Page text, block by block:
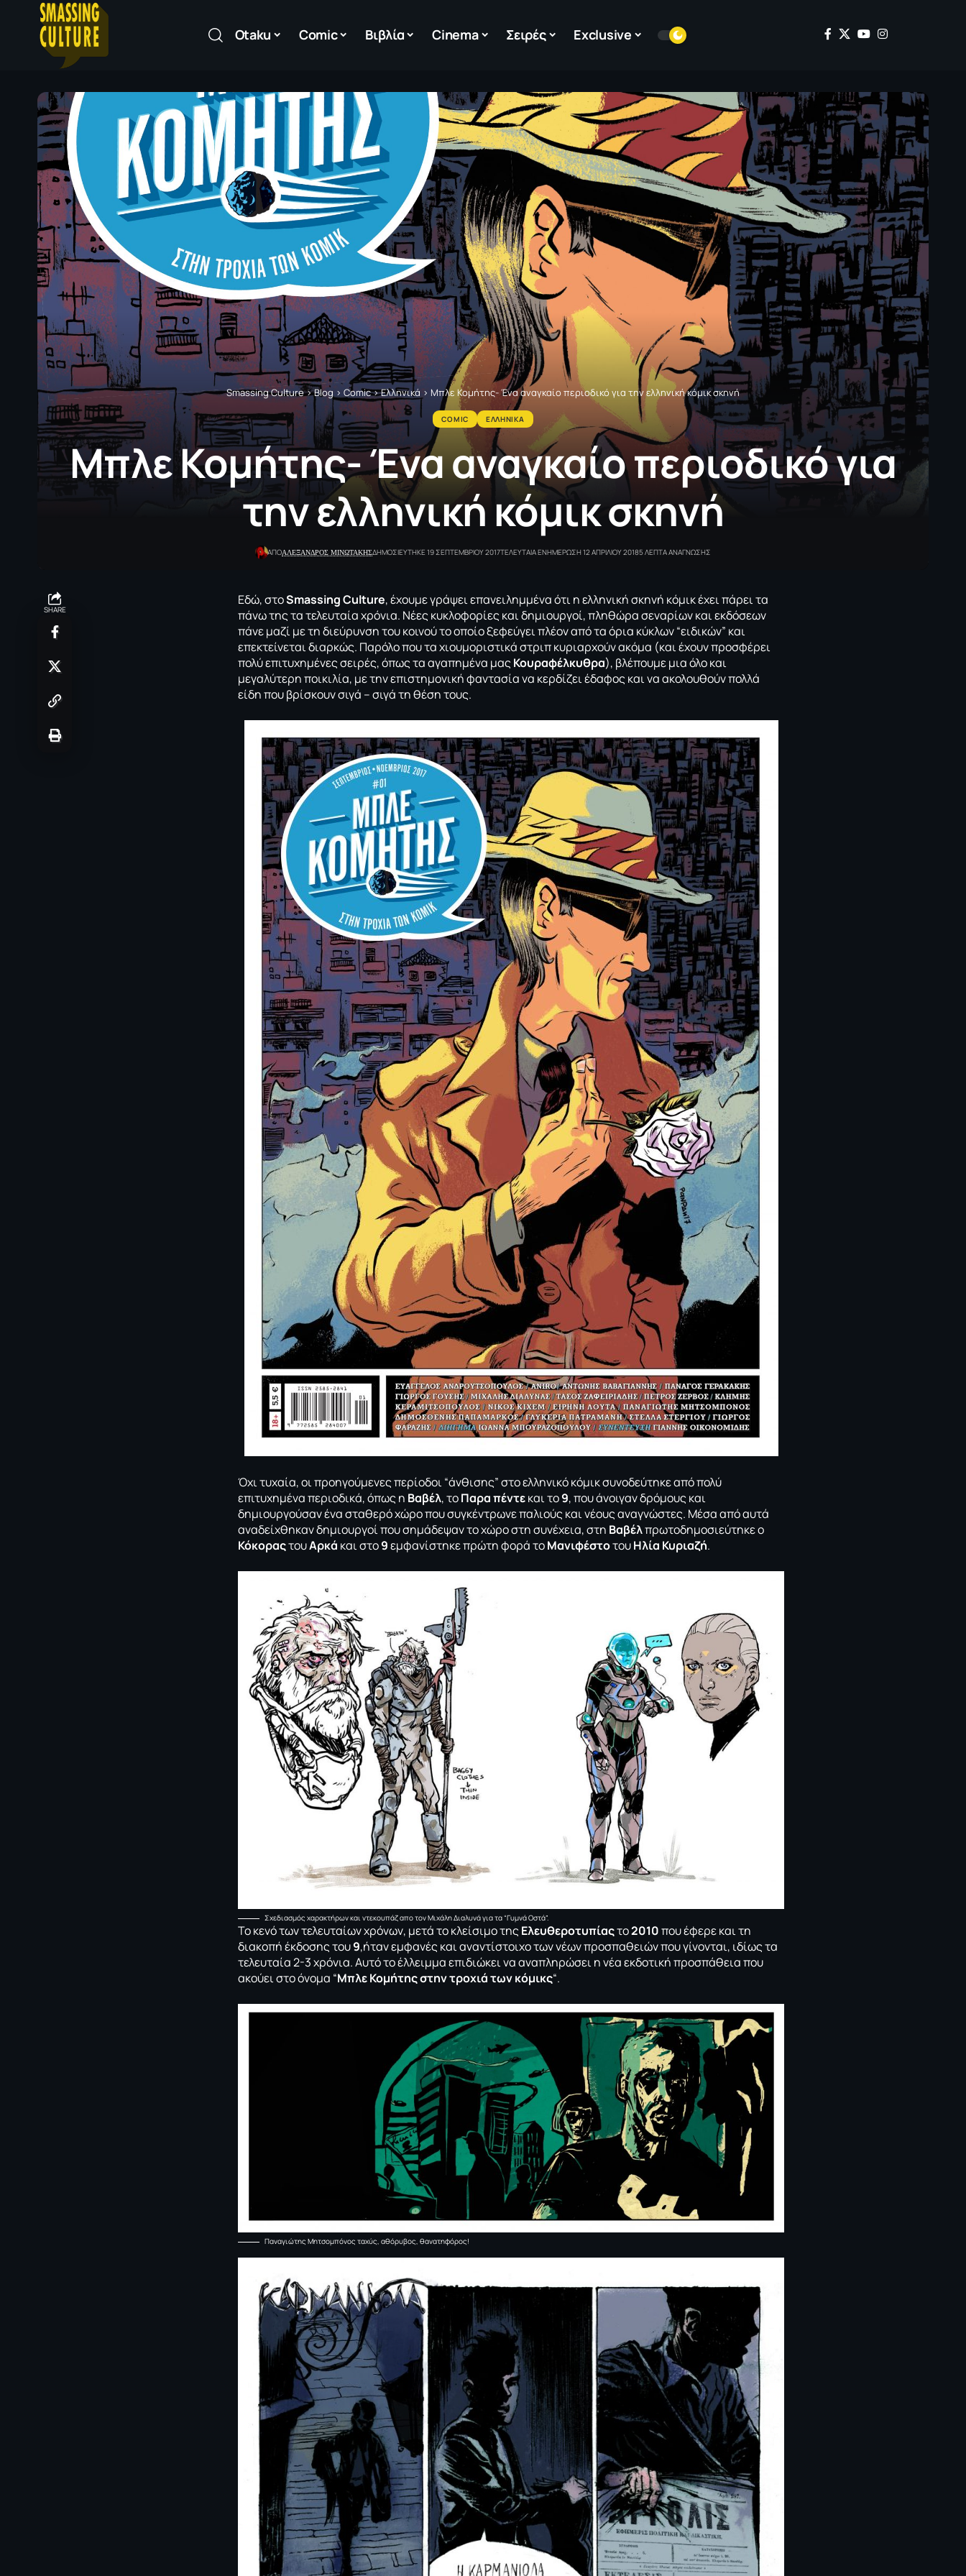
Otaku Comic Βιβλία Cinema Σειρές Exclusive
Smassing Culture>Blog > Comic>Ελληνικά > Μπλε Κομήτης- Ένα αναγκαίο περιοδικό για την ελληνική κόμικ σκηνή
COMIC ΕΛΛΗΝΙΚΑ
Μπλε Κομήτης- Ένα αναγκαίο περιοδικό για
την ελληνική κόμικ σκηνή
ΑΠΟΑΛΕΞΑΝΔΡΟΣ ΜΙΝΩΤΑΚΗΣΔΗΜΟΣΙΕΥΤΗΚΕ 19 ΣΕΠΤΕΜΒΡΙΟΥ 2017ΤΕΛΕΥΤΑΙΑ ΕΝΗΜΕΡΩΣΗ 12 ΑΠΡΙΛΙΟΥ 20185 ΛΕΠΤΑ ΑΝΑΓΝΩΣΗΣ
SHARE
Εδώ, στοSmassing Culture, έχουμε γράψει επανειλημμένα ότι η ελληνική σκηνή κόμικ έχει πάρει τα
πάνω της τα τελευταία χρόνια. Νέες κυκλοφορίες και δημιουργοί, πληθώρα σεναρίων και εκδόσεων
πάνε μαζί με τη διεύρυνση του κοινού το οποίο ξεφεύγει πλέον από τα όρια κύκλων “ειδικών” και
επεκτείνεται διαρκώς. Παρόλο που τα χιουμοριστικά στριπ κυριαρχούν ακόμα (και έχουν προσφέρει
πολύ επιτυχημένες σειρές, όπως τα αγαπημένα μαςΚουραφέλκυθρα), βλέπουμε μια όλο και
μεγαλύτερη ποικιλία, με την επιστημονική φαντασία να κερδίζει έδαφος και να ακολουθούν πολλά
είδη που βρίσκουν σιγά – σιγά τη θέση τους.
Όχι τυχαία, οι προηγούμενες περίοδοι “άνθισης” στο ελληνικό κόμικ συνοδεύτηκε από πολύ
επιτυχημένα περιοδικά, όπως η Βαβέλ, τοΠαρα πέντεκαι το9, που άνοιγαν δρόμους και
δημιουργούσαν ένα σταθερό χώρο που συγκέντρωνε παλιούς και νέους αναγνώστες. Μέσα από αυτά
αναδείχθηκαν δημιουργοί που σημάδεψαν το χώρο στη συνέχεια, στη Βαβέλπρωτοδημοσιεύτηκε ο
ΚόκοραςτουΑρκά και στο9εμφανίστηκε πρώτη φορά τοΜανιφέστοτουΗλία Κυριαζή.
Σχεδιασμός χαρακτήρων και ντεκουπάζ απο τον Μιχάλη Διαλυνά για τα “Γυμνά Οστά”.
Το κενό των τελευταίων χρόνων, μετά το κλείσιμο τηςΕλευθεροτυπίαςτο2010που έφερε και τη
διακοπή έκδοσης του9,ήταν εμφανές και αναντίστοιχο των νέων προσπαθειών που γίνονται, ιδίως τα
τελευταία 2-3 χρόνια. Αυτό το έλλειμμα επιδιώκει να αναπληρώσει η νέα εκδοτική προσπάθεια που
ακούει στο όνομα “Μπλε Κομήτης στην τροχιά των κόμικς“.
Παναγιώτης Μητσομπόνος ταχύς, αθόρυβος, θανατηφόρος!